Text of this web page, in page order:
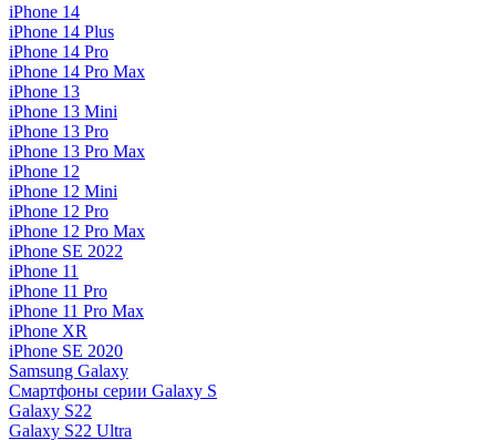
iPhone 14
iPhone 14 Plus
iPhone 14 Pro
iPhone 14 Pro Max
iPhone 13
iPhone 13 Mini
iPhone 13 Pro
iPhone 13 Pro Max
iPhone 12
iPhone 12 Mini
iPhone 12 Pro
iPhone 12 Pro Max
iPhone SE 2022
iPhone 11
iPhone 11 Pro
iPhone 11 Pro Max
iPhone XR
iPhone SE 2020
Samsung Galaxy
Смартфоны серии Galaxy S
Galaxy S22
Galaxy S22 Ultra